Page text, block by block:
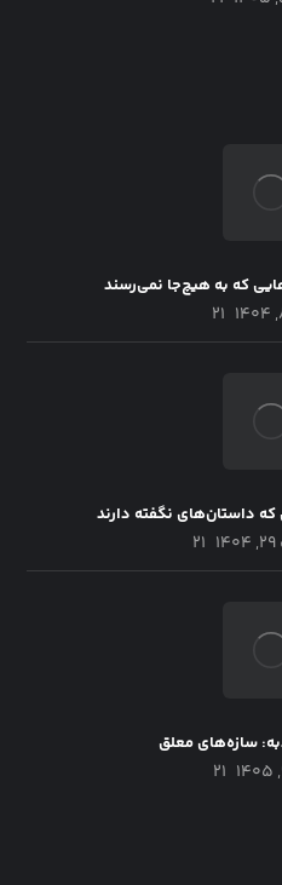
که به هیچ‌جا نمی‌رسند
21
داستان‌های نگفته دارند
21
سازه‌های معلق
21معماری بر روی